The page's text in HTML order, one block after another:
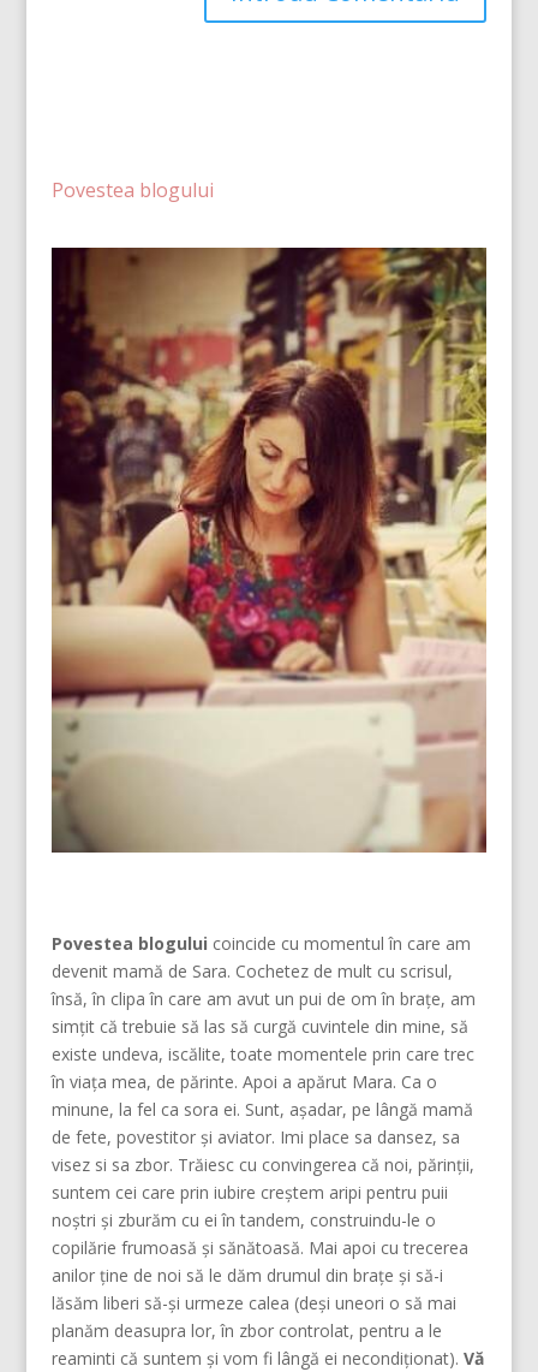
Povestea blogului
Povestea blogului coincide cu momentul în care am
devenit mamă de Sara. Cochetez de mult cu scrisul,
însă, în clipa în care am avut un pui de om în brațe, am
simțit că trebuie să las să curgă cuvintele din mine, să
existe undeva, iscălite, toate momentele prin care trec
în viața mea, de părinte. Apoi a apărut Mara. Ca o
minune, la fel ca sora ei. Sunt, așadar, pe lângă mamă
de fete, povestitor și aviator. Imi place sa dansez, sa
visez si sa zbor. Trăiesc cu convingerea că noi, părinţii,
suntem cei care prin iubire creştem aripi pentru puii
noştri şi zburăm cu ei în tandem, construindu-le o
copilărie frumoasă şi sănătoasă. Mai apoi cu trecerea
anilor ține de noi să le dăm drumul din braţe și să-i
lăsăm liberi să-și urmeze calea (deşi uneori o să mai
planăm deasupra lor, în zbor controlat, pentru a le
reaminti că suntem şi vom fi lângă ei necondiţionat). Vă